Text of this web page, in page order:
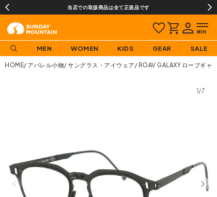
当店での取扱商品は全て正規品です
MEN WOMEN KIDS GEAR SALE
HOME アパレル小物 サングラス・アイウェア ROAV GALAXY ローブギャ
1/7